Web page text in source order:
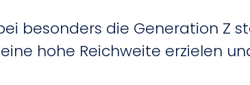
besonders die Generation Z
hohe Reichweite erzielen